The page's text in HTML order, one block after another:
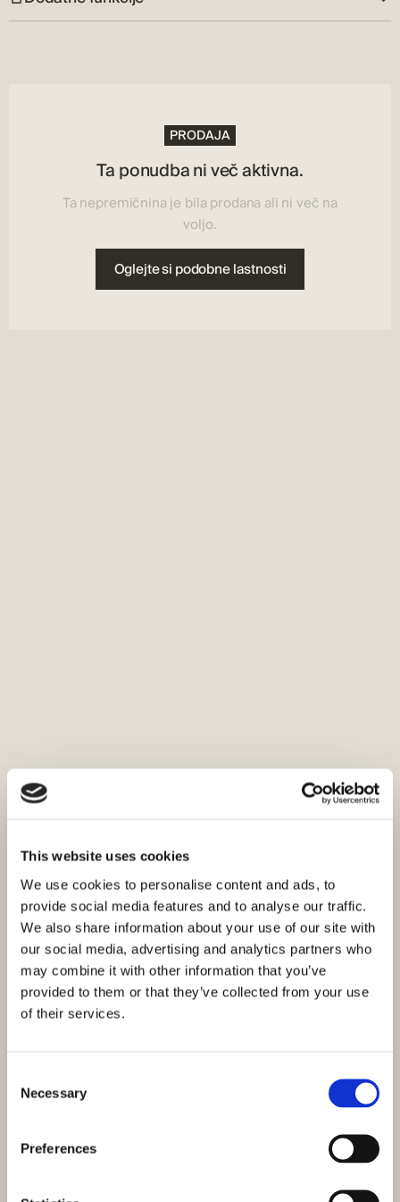
This website uses cookies
We use cookies to personalise content and ads, to
provide social media features and to analyse our traffic.
We also share information about your use of our site with
our social media, advertising and analytics partners who
may combine it with other information that you’ve
provided to them or that they’ve collected from your use
of their services.
Selection
Necessary
Preferences
Naslov:
PRODAJA
Ta ponudba ni več aktivna.
Ta nepremičnina je bila prodana ali ni več na
voljo.
Oglejte si podobne lastnosti